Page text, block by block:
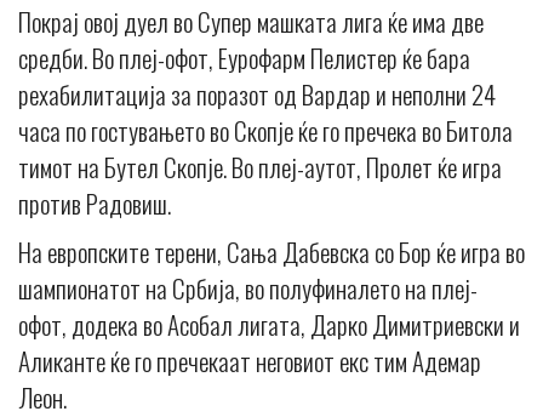
Покрај овој дуел во Супер машката лига ќе има две
средби. Во плеј-офот, Еурофарм Пелистер ќе бара
рехабилитација за поразот од Вардар и неполни 24
часа по гостувањето во Скопје ќе го пречека во Битола
тимот на Бутел Скопје. Во плеј-аутот, Пролет ќе игра
против Радовиш.
На европските терени, Сања Дабевска со Бор ќе игра во
шампионатот на Србија, во полуфиналето на плеј-
офот, додека во Асобал лигата, Дарко Димитриевски и
Аликанте ќе го пречекаат неговиот екс тим Адемар
Леон.